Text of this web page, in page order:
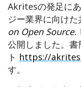
Akritesの発足にあ
ジー業界に向け
on Open
公開しました。書
ト https://
す。